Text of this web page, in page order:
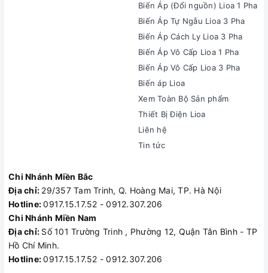
Biến Áp (Đổi nguồn) Lioa 1 Pha
Biến Áp Tự Ngẫu Lioa 3 Pha
Biến Áp Cách Ly Lioa 3 Pha
Biến Áp Vô Cấp Lioa 1 Pha
Biến Áp Vô Cấp Lioa 3 Pha
Biến áp Lioa
Xem Toàn Bộ Sản phẩm
Thiết Bị Điện Lioa
Liên hệ
Tin tức
Chi Nhánh Miền Bắc
Địa chỉ: 29/357 Tam Trinh, Q. Hoàng Mai, TP. Hà Nội
Hotline:0917.15.17.52 - 0912.307.206
Chi Nhánh Miền Nam
Địa chỉ: Số 101 Trường Trinh , Phường 12, Quận Tân Bình - TP
Hồ Chí Minh.
Hotline:0917.15.17.52 - 0912.307.206